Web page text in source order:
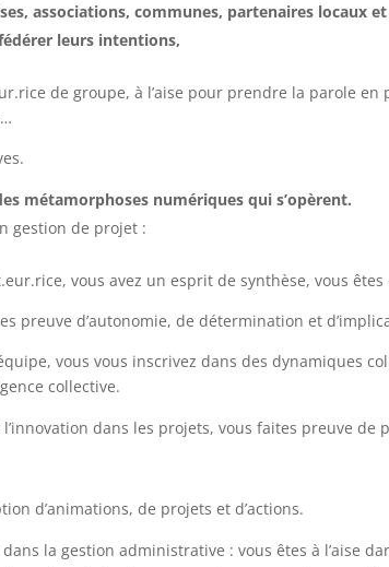
associations, communes, partenaires locaux
leurs intentions,
de groupe, à l’aise pour prendre la parole en
métamorphoses numériques qui s’opèrent.
gestion de projet :
vous avez un esprit de synthèse, vous êtes
preuve d’autonomie, de détermination et
vous vous inscrivez dans des dynamiques
collective.
dans les projets, vous faites preuve de
d’animations, de projets et d’actions.
la gestion administrative : vous êtes à l’aise